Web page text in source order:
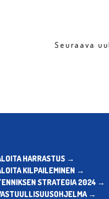
Seuraava
HARRASTUS →
KILPAILEMINEN →
STRATEGIA 2024 →
→